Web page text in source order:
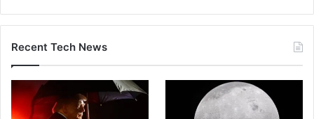
Recent Tech News